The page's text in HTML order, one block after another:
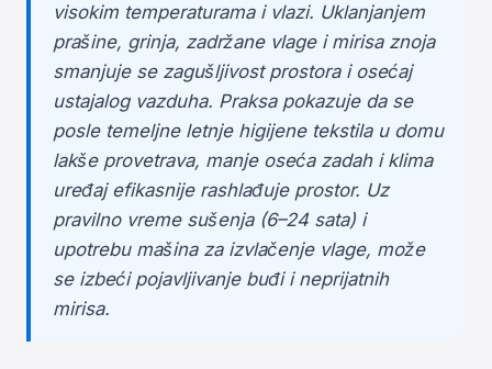
visokim temperaturama i vlazi. Uklanjanjem
prašine, grinja, zadržane vlage i mirisa znoja
smanjuje se zagušljivost prostora i osećaj
ustajalog vazduha. Praksa pokazuje da se
posle temeljne letnje higijene tekstila u domu
lakše provetrava, manje oseća zadah i klima
uređaj efikasnije rashlađuje prostor. Uz
pravilno vreme sušenja (6–24 sata) i
upotrebu mašina za izvlačenje vlage, može
se izbeći pojavljivanje buđi i neprijatnih
mirisa.